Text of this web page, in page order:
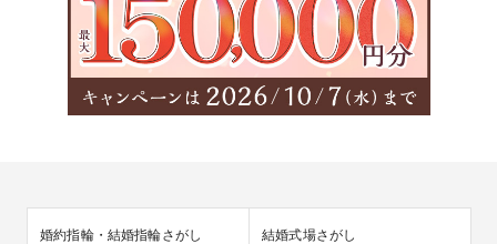
婚約指輪・結婚指輪さがし 結婚式場さがし